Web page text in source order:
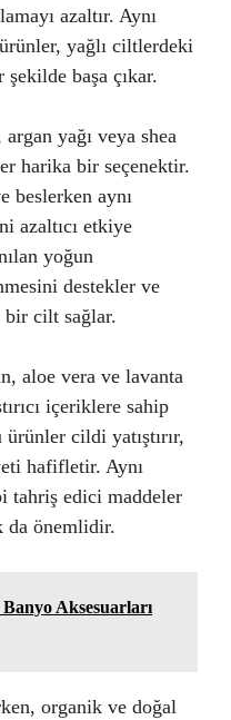
azaltır. Aynı
yağlı ciltlerdeki
başa çıkar.
yağı veya shea
harika bir seçenektir.
beslerken aynı
azaltıcı etkiye
yoğun
destekler ve
bir cilt sağlar.
aloe vera ve lavanta
içeriklere sahip
cildi yatıştırır,
hafifletir. Aynı
tahriş edici maddeler
da önemlidir.
Banyo Aksesuarları
organik ve doğal